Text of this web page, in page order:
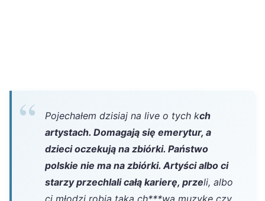
Pojechałem dzisiaj na live o tych kch
artystach. Domagają się emerytur, a
dzieci oczekują na zbiórki. Państwo
polskie nie ma na zbiórki. Artyści albo ci
starzy przechlali całą karierę, przeli, albo
ci młodzi robią taką ch***wą muzykę czy